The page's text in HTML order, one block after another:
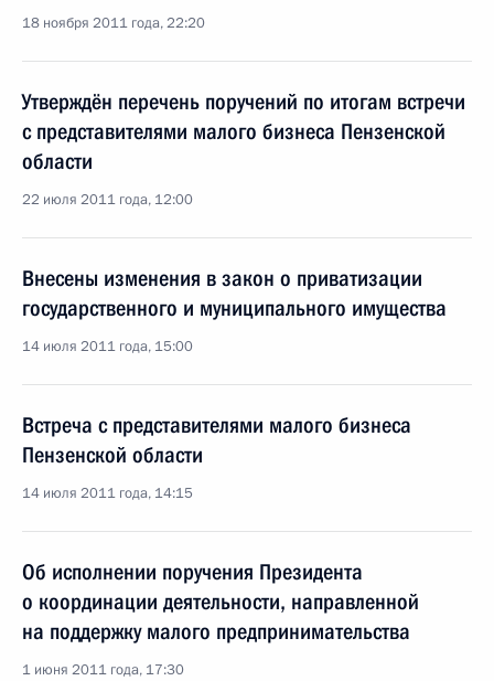
18 ноября 2011 года, 22:20
Утверждён перечень поручений по итогам встречи
с представителями малого бизнеса Пензенской
области
22 июля 2011 года, 12:00
Внесены изменения в закон о приватизации
государственного и муниципального имущества
14 июля 2011 года, 15:00
Встреча с представителями малого бизнеса
Пензенской области
14 июля 2011 года, 14:15
Об исполнении поручения Президента
о координации деятельности, направленной
на поддержку малого предпринимательства
1 июня 2011 года, 17:30